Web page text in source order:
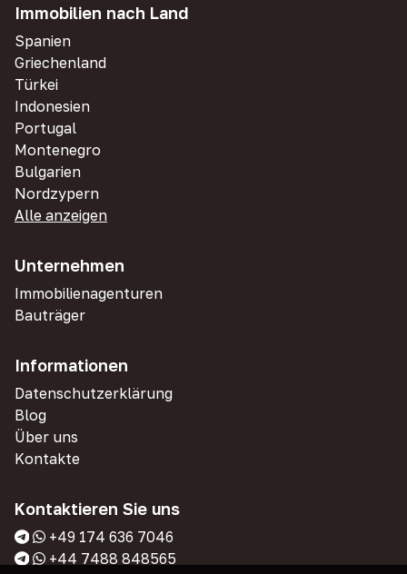
Immobilien nach Land
Spanien
Griechenland
Türkei
Indonesien
Portugal
Montenegro
Bulgarien
Nordzypern
Alle anzeigen
Unternehmen
Immobilienagenturen
Bauträger
Informationen
Datenschutzerklärung
Blog
Über uns
Kontakte
Kontaktieren Sie uns
+49 174 636 7046
+44 7488 848565